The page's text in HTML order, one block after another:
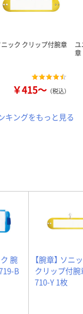
ニック クリップ付腕章
￥415～ （税込）
キングをもっと見る
ク 腕
B
【腕章】 ソニ
クリップ付腕
710-Y 1枚